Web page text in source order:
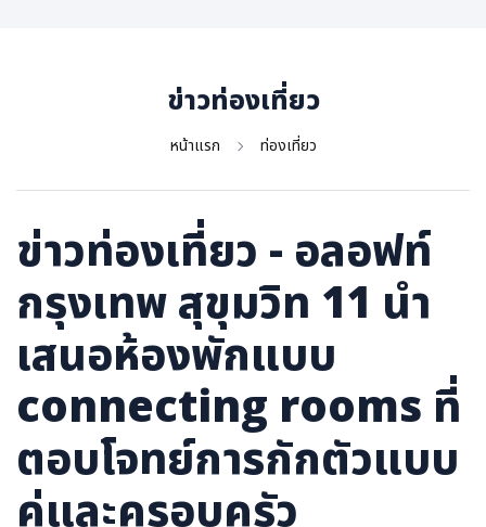
ข่าวท่องเที่ยว
หน้าแรก ท่องเที่ยว
ข่าวท่องเที่ยว - อลอฟท์
กรุงเทพ สุขุมวิท 11 นำ
เสนอห้องพักแบบ
connecting rooms ที่
ตอบโจทย์การกักตัวแบบ
คู่และครอบครัว